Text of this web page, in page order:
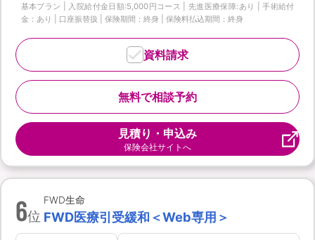
基本プラン | 入院給付金日額:5,000円コース | 先進医療保障:あり | 手術給付
金：あり | 口座振替扱 | 保険期間：終身 | 保険料払込期間：終身
無料で相談予約
資料請求
見積り・申込み
保険会社サイトへ
6位
FWD生命
FWD医療引受緩和＜Web専用＞